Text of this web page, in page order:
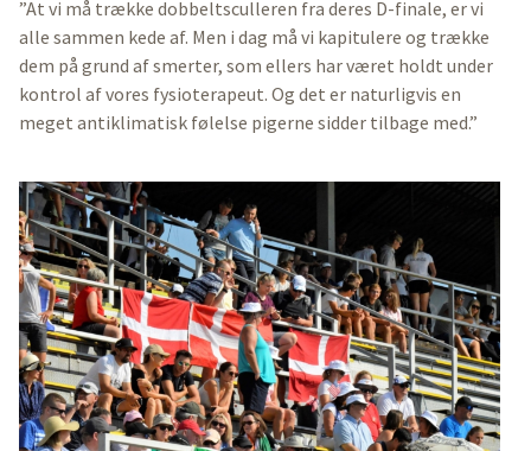
”At vi må trække dobbeltsculleren fra deres D-finale, er vi
alle sammen kede af. Men i dag må vi kapitulere og trække
dem på grund af smerter, som ellers har været holdt under
kontrol af vores fysioterapeut. Og det er naturligvis en
meget antiklimatisk følelse pigerne sidder tilbage med.”